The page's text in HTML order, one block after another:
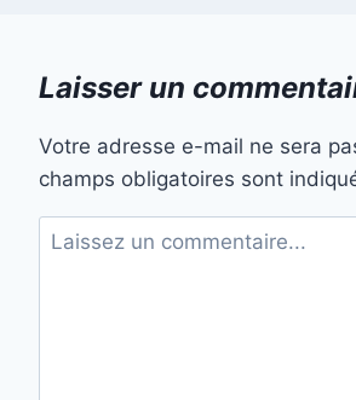
Laisser un
Votre adresse e-mail ne sera
champs obligatoires sont